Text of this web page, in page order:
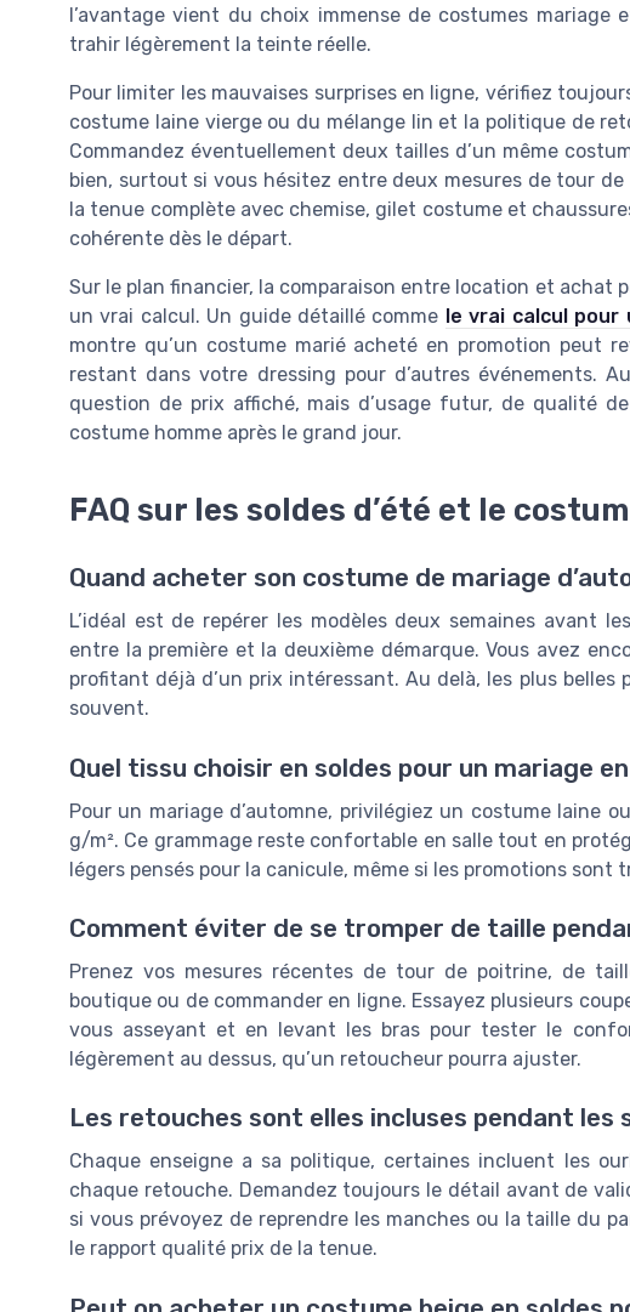
l’avantage vient du choix immense de costumes
trahir légèrement la teinte réelle.
Pour limiter les mauvaises surprises en ligne, vérifiez
costume laine vierge ou du mélange lin et la politique de
Commandez éventuellement deux tailles d’un même
bien, surtout si vous hésitez entre deux mesures de tour
la tenue complète avec chemise, gilet costume et
cohérente dès le départ.
Sur le plan financier, la comparaison entre location et achat
un vrai calcul. Un guide détaillé comme le vrai calcul
montre qu’un costume marié acheté en promotion peut
restant dans votre dressing pour d’autres événements.
question de prix affiché, mais d’usage futur, de qualité
costume homme après le grand jour.
FAQ sur les soldes d’été et le
Quand acheter son costume de mariage
L’idéal est de repérer les modèles deux semaines avant
entre la première et la deuxième démarque. Vous avez
profitant déjà d’un prix intéressant. Au delà, les plus belles
souvent.
Quel tissu choisir en soldes pour un mariage
Pour un mariage d’automne, privilégiez un costume laine
g/m². Ce grammage reste confortable en salle tout en
légers pensés pour la canicule, même si les promotions sont
Comment éviter de se tromper de taille
Prenez vos mesures récentes de tour de poitrine, de
boutique ou de commander en ligne. Essayez plusieurs
vous asseyant et en levant les bras pour tester le
légèrement au dessus, qu’un retoucheur pourra ajuster.
Les retouches sont elles incluses pendant les
Chaque enseigne a sa politique, certaines incluent les
chaque retouche. Demandez toujours le détail avant de
si vous prévoyez de reprendre les manches ou la taille du
le rapport qualité prix de la tenue.